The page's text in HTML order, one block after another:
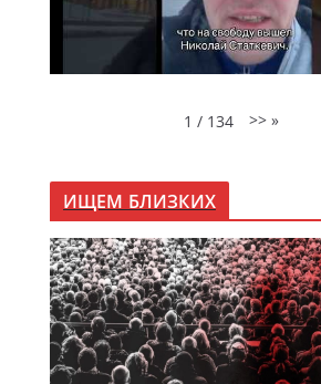
1 / 134 >> »
ИЩЕМ БЛИЗКИХ